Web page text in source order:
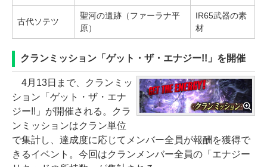
古代ソテツ
聖河の遺跡（ファーラナ平
原）
IR65武器の素
材
クランミッション「ゲット・ザ・エナジー!!」を開催
4月13日まで、クランミッ
ション「ゲット・ザ・エナ
ジー!!」が開催される。クラ
ンミッションはクラン単位
で集計し、達成度に応じてメンバー全員が報酬を獲得で
きるイベント。今回はクランメンバー全員の「エナジー